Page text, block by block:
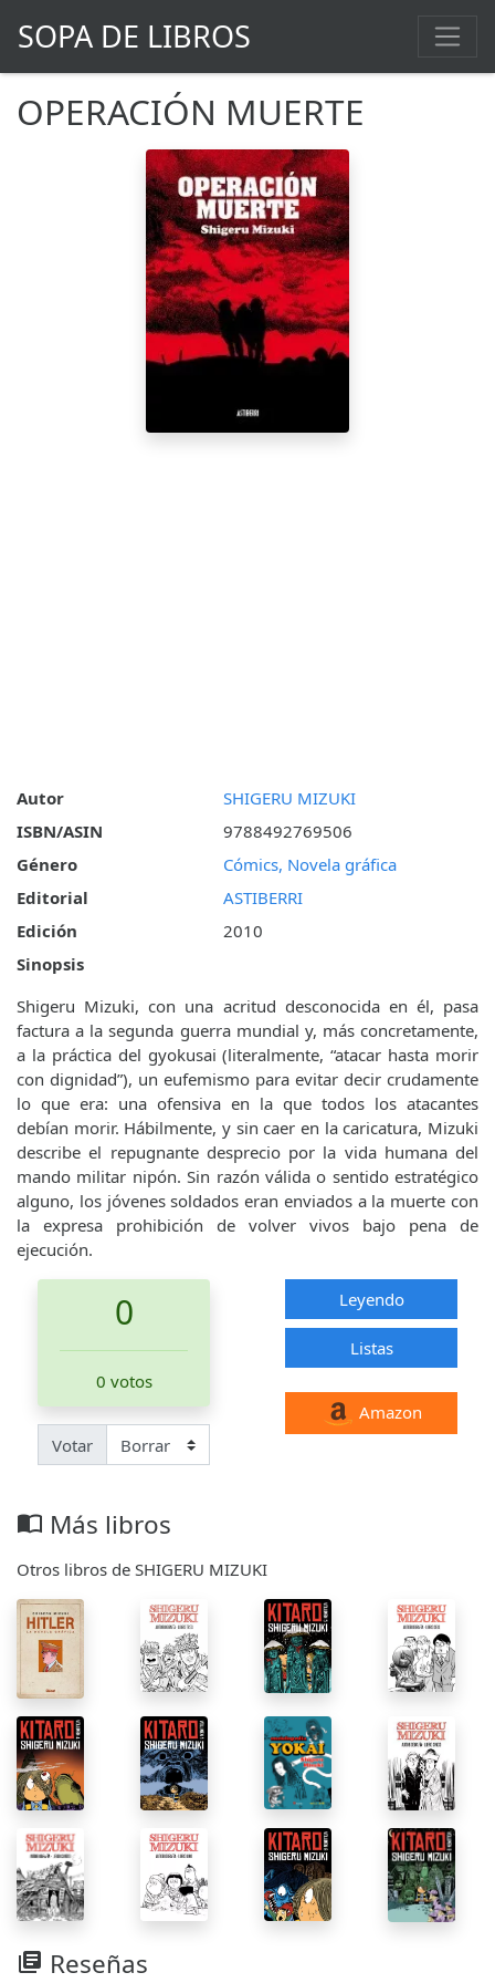
SOPA DE LIBROS
OPERACIÓN MUERTE
Autor
SHIGERU MIZUKI
ISBN/ASIN
9788492769506
Género
Cómics, Novela gráfica
Editorial
ASTIBERRI
Edición
2010
Sinopsis
Shigeru Mizuki, con una acritud desconocida en él, pasa
factura a la segunda guerra mundial y, más concretamente,
a la práctica del gyokusai (literalmente, “atacar hasta morir
con dignidad”), un eufemismo para evitar decir crudamente
lo que era: una ofensiva en la que todos los atacantes
debían morir. Hábilmente, y sin caer en la caricatura, Mizuki
describe el repugnante desprecio por la vida humana del
mando militar nipón. Sin razón válida o sentido estratégico
alguno, los jóvenes soldados eran enviados a la muerte con
la expresa prohibición de volver vivos bajo pena de
ejecución.
0
0 votos
Votar
Leyendo
Listas
Amazon
import_contacts Más libros
Otros libros de SHIGERU MIZUKI
library_books Reseñas